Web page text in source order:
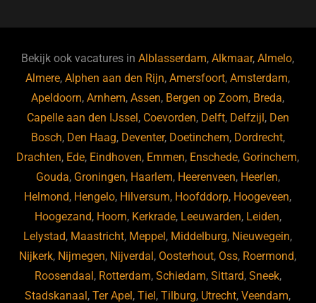
b
o
o
k
ky dI
n
Bekijk ook vacatures inAlblasserdam,Alkmaar,Almelo,
Almere,Alphen aan den Rijn,Amersfoort,Amsterdam,
Apeldoorn,Arnhem,Assen, Bergen op Zoom, Breda,
Capelle aan den IJssel , Coevorden, Delft, Delfzijl , Den
Bosch, Den Haag, Deventer, Doetinchem, Dordrecht,
Drachten, Ede, Eindhoven, Emmen, Enschede, Gorinchem,
Gouda, Groningen, Haarlem, Heerenveen, Heerlen,
Helmond, Hengelo, Hilversum, Hoofddorp, Hoogeveen,
Hoogezand, Hoorn, Kerkrade, Leeuwarden, Leiden,
Lelystad, Maastricht, Meppel , Middelburg, Nieuwegein,
Nijkerk, Nijmegen, Nijverdal , Oosterhout, Oss, Roermond,
Roosendaal , Rotterdam, Schiedam, Sittard, Sneek,
Stadskanaal ,Ter Apel ,Tiel ,Tilburg, Utrecht,Veendam,